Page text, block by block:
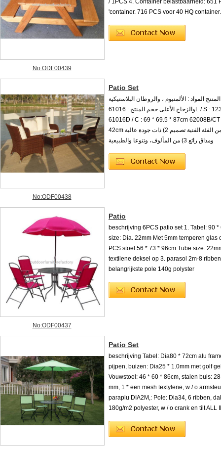
No:ODF00439
/ 1PCS 4. Container belastbaarheid: 651
'container. 716 PCS voor 40 HQ container.
No:ODF00438
Patio Set
المواد : الألمنيوم ، والروطان البلاستيكية
والزجاج الأعلى حجم المنتج : 61016L / S : 123 * 70 * 87cm
61016D / C : 69 * 69.5 * 87cm 62008B/
42cm الميزات : 1) من الفئة الفنية تصميم 2) ذات جودة عالية
ومذاق رائع 3) من المألوف، وتنوعا والطبيعية
No:ODF00437
Patio
beschrijving 6PCS patio set 1. Tabel: 90 *
size: Dia. 22mm Met 5mm temperen glas
PCS stoel 56 * 73 * 96cm Tube size:
textilene deksel op 3. parasol 2m-8
belangrijkste pole 140g polyster
Patio Set
beschrijving Tabel: Dia80 * 72cm alu
pijpen, buizen: Dia25 * 1.0mm met golf
Vouwstoel: 46 * 60 * 86cm, stalen buis:
mm, 1 * een mesh textylene, w / o
paraplu DIA2M,: Pole: Dia34, 6 ribben,
180g/m2 polyester, w / o crank en tilt ALL